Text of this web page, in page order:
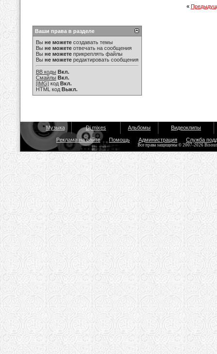
«
Ваши права в разделе
Вы не можете создавать темы
Вы не можете отвечать на сообщения
Вы не можете прикреплять файлы
Вы не можете редактировать сообщения
BB коды Вкл.
Смайлы Вкл.
[IMG] код Вкл.
HTML код Выкл.
Музыка Dj mixes Альбомы Видеоклипы
Реклама на сайте Помощь Администрация Служба
Все права защищены © 2007-2026